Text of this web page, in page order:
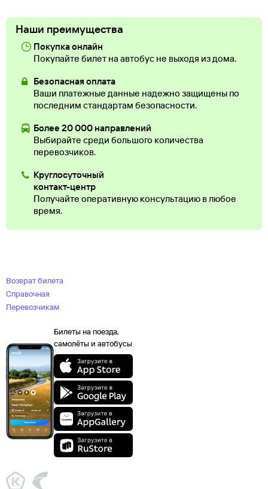
Наши преимущества
Покупка онлайн
Покупайте билет на автобус не выходя из дома.
Безопасная оплата
Ваши платежные данные надежно защищены по
последним стандартам безопасности.
Более 20 000 направлений
Выбирайте среди большого количества
перевозчиков.
Круглосуточный
контакт-центр
Получайте оперативную консультацию в любое
время.
Возврат билета
Справочная
Перевозчикам
Билеты на поезда,
самолёты и автобусы